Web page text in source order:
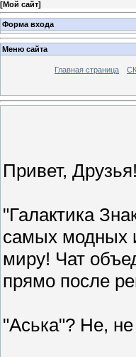
[Мой сайт]
Форма входа
Меню сайта
Главная страница
Привет,
"Галактика
самых модных
миру! Чат
прямо после
"Аська"? Не,